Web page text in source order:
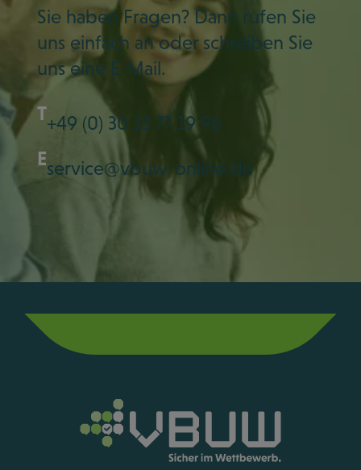
Sie haben Fragen? Dann rufen Sie
uns einfach an oder schreiben Sie
uns eine E-Mail.
T+49 (0) 30 33 77 19 96
Eservice@vbuw-online.de